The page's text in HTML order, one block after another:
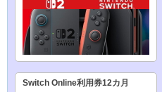
Switch Online利用券12カ月